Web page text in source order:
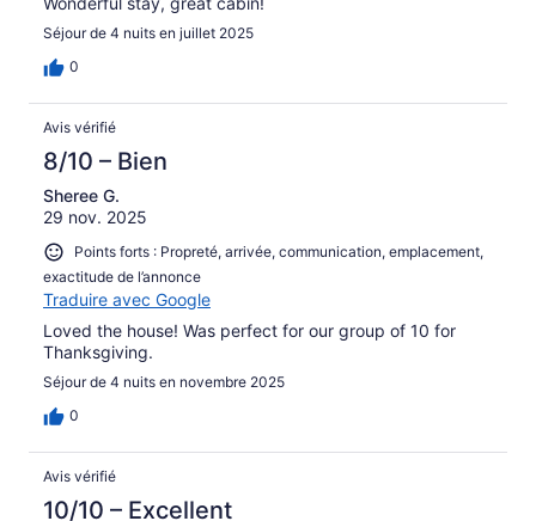
Séjour de 4 nuits en juillet 2025
0
Avis vérifié
8/10 – Bien
Sheree G.
29 nov. 2025
Points forts : Propreté, arrivée, communication, emplacement,
exactitude de l’annonce
Traduire avec Google
Loved the house! Was perfect for our group of 10 for
Thanksgiving.
Séjour de 4 nuits en novembre 2025
0
Avis vérifié
10/10 – Excellent